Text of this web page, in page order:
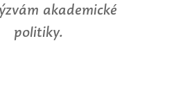
akademické
politiky.